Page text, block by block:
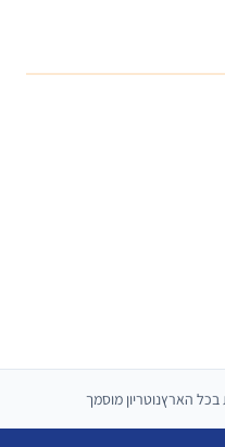
בכל הארץנוטריון מוסמך